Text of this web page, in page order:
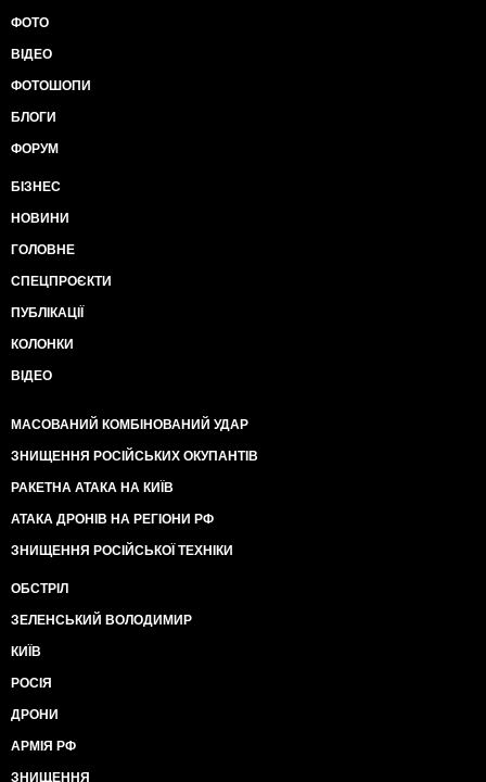
ФОТО
ВІДЕО
ФОТОШОПИ
БЛОГИ
ФОРУМ
БІЗНЕС
НОВИНИ
ГОЛОВНЕ
СПЕЦПРОЄКТИ
ПУБЛІКАЦІЇ
КОЛОНКИ
ВІДЕО
МАСОВАНИЙ КОМБІНОВАНИЙ УДАР
ЗНИЩЕННЯ РОСІЙСЬКИХ ОКУПАНТІВ
РАКЕТНА АТАКА НА КИЇВ
АТАКА ДРОНІВ НА РЕГІОНИ РФ
ЗНИЩЕННЯ РОСІЙСЬКОЇ ТЕХНІКИ
ОБСТРІЛ
ЗЕЛЕНСЬКИЙ ВОЛОДИМИР
КИЇВ
РОСІЯ
ДРОНИ
АРМІЯ РФ
ЗНИЩЕННЯ